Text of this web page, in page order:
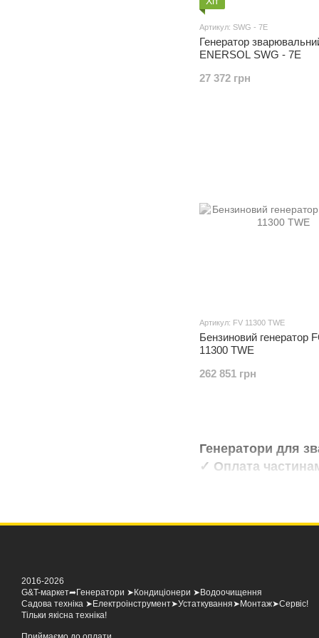
Генератори для
✓ Оплата
Артикул: SWG - 7E
Генератор
ENERSOL SWG - 7E
27 372 грн
Артикул: FV 11300 TWE
Бензиновий генератор
11300 TWE
262 851 грн
2016-2026
G&T-маркет➦Генератори ➤Кондиціонери ➤Водоочищення
Садова техніка ➤Електроінструмент➤Устаткування➤Монтаж➤Сервіс!
Тільки якісна техніка!